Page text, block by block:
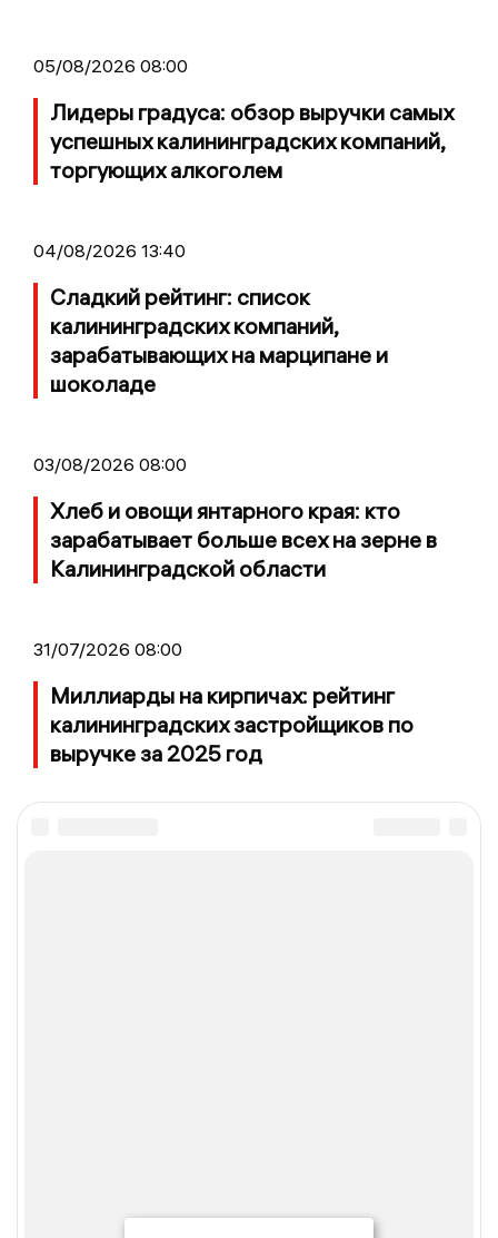
05/08/2026 08:00
Лидеры градуса: обзор выручки самых
успешных калининградских компаний,
торгующих алкоголем
04/08/2026 13:40
Сладкий рейтинг: список
калининградских компаний,
зарабатывающих на марципане и
шоколаде
03/08/2026 08:00
Хлеб и овощи янтарного края: кто
зарабатывает больше всех на зерне в
Калининградской области
31/07/2026 08:00
Миллиарды на кирпичах: рейтинг
калининградских застройщиков по
выручке за 2025 год